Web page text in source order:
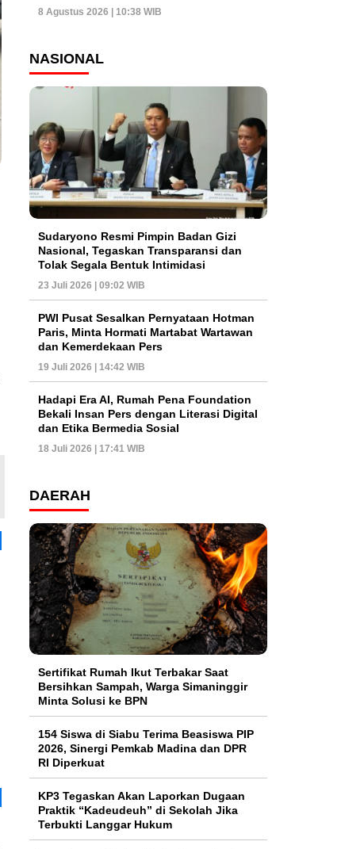
8 Agustus 2026 | 10:38 WIB
NASIONAL
Sudaryono Resmi Pimpin Badan Gizi
Nasional, Tegaskan Transparansi dan
Tolak Segala Bentuk Intimidasi
23 Juli 2026 | 09:02 WIB
PWI Pusat Sesalkan Pernyataan Hotman
Paris, Minta Hormati Martabat Wartawan
dan Kemerdekaan Pers
19 Juli 2026 | 14:42 WIB
Hadapi Era AI, Rumah Pena Foundation
Bekali Insan Pers dengan Literasi Digital
dan Etika Bermedia Sosial
18 Juli 2026 | 17:41 WIB
DAERAH
Sertifikat Rumah Ikut Terbakar Saat
Bersihkan Sampah, Warga Simaninggir
Minta Solusi ke BPN
154 Siswa di Siabu Terima Beasiswa PIP
2026, Sinergi Pemkab Madina dan DPR
RI Diperkuat
KP3 Tegaskan Akan Laporkan Dugaan
Praktik “Kadeudeuh” di Sekolah Jika
Terbukti Langgar Hukum